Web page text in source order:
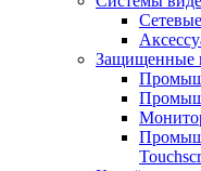
Защищенные